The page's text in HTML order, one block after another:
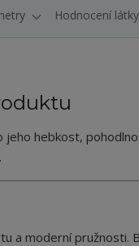
Hodnocení
hebkost,
a moderní pružnosti.